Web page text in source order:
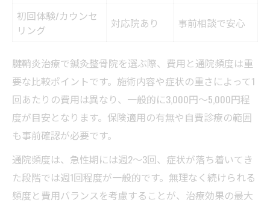
初回体験/カウンセ
リング
対応院あり 事前相談で安心
腱鞘炎治療で鍼灸整骨院を選ぶ際、費用と通院頻度は重
要な比較ポイントです。施術内容や症状の重さによって1
回あたりの費用は異なり、一般的に3,000円〜5,000円程
度が目安となります。保険適用の有無や自費診療の範囲
も事前確認が必要です。
通院頻度は、急性期には週2〜3回、症状が落ち着いてき
た段階では週1回程度が一般的です。無理なく続けられる
頻度と費用バランスを考慮することが、治療効果の最大